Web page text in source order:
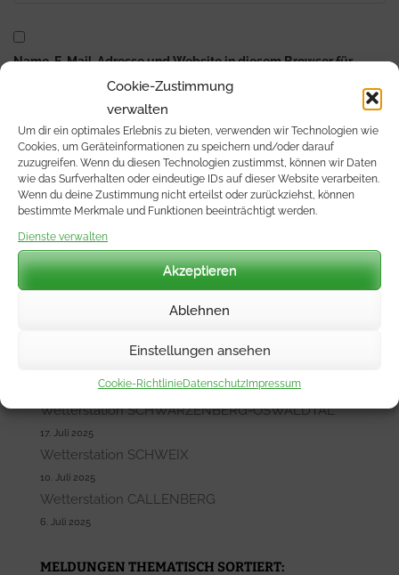
Cookie-Zustimmung
verwalten
Um dir ein optimales Erlebnis zu bieten, verwenden wir Technologien wie
Cookies, um Geräteinformationen zu speichern und/oder darauf
zuzugreifen. Wenn du diesen Technologien zustimmst, können wir Daten
wie das Surfverhalten oder eindeutige IDs auf dieser Website verarbeiten.
Wenn du deine Zustimmung nicht erteilst oder zurückziehst, können
bestimmte Merkmale und Funktionen beeinträchtigt werden.
Dienste verwalten
Akzeptieren
Ablehnen
Einstellungen ansehen
Cookie-RichtlinieDatenschutz Impressum
Name, E-Mail-Adresse und Website in diesem Browser für
meinen nächsten Kommentar speichern.
Suchen
nach:
Unsere letzten Beiträge:
Wetterstation SCHWARZENBERG-OSWALDTAL
17. Juli 2025
Wetterstation SCHWEIX
10. Juli 2025
Wetterstation CALLENBERG
6. Juli 2025
MELDUNGEN THEMATISCH SORTIERT: